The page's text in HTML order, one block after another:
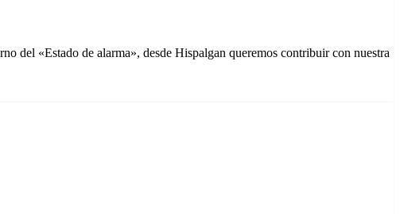
del «Estado de alarma», desde Hispalgan queremos contribuir con nuestra